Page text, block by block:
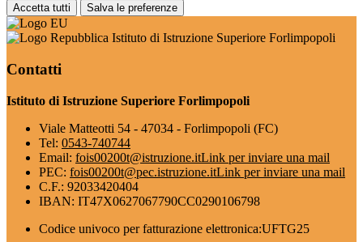
Accetta tutti Salva le preferenze
Istituto di Istruzione Superiore Forlimpopoli
Contatti
Istituto di Istruzione Superiore Forlimpopoli
Viale Matteotti 54 - 47034 - Forlimpopoli (FC)
Tel: 0543-740744
Email: fois00200t@istruzione.itLink per inviare una mail
PEC: fois00200t@pec.istruzione.itLink per inviare una mail
C.F.: 92033420404
IBAN: IT47X0627067790CC0290106798
Codice univoco per fatturazione elettronica:UFTG25